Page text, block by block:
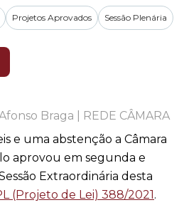
Projetos Aprovados Sessão Plenária
Braga | REDE CÂMARA
e uma abstenção a Câmara
aprovou em segunda e
Extraordinária desta
(Projeto de Lei) 388/2021.